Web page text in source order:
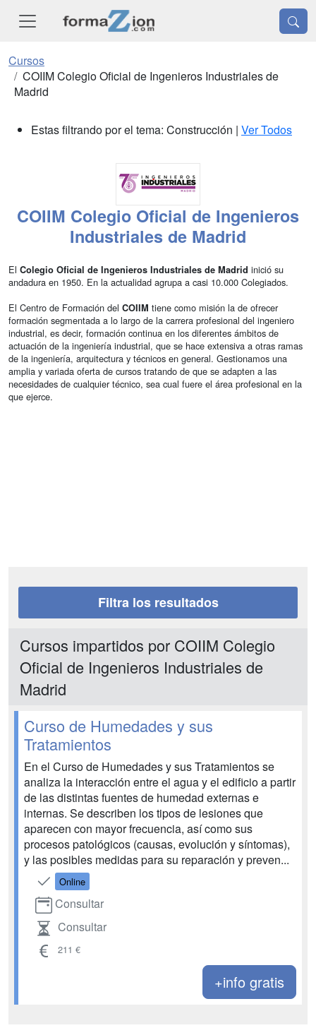
Cursos
COIIM Colegio Oficial de Ingenieros Industriales de
Madrid
Estas filtrando por el tema: Construcción | Ver Todos
COIIM Colegio Oficial de Ingenieros
Industriales de Madrid
El Colegio Oficial de Ingenieros Industriales de Madrid inició su
andadura en 1950. En la actualidad agrupa a casi 10.000 Colegiados.
El Centro de Formación del COIIM tiene como misión la de ofrecer
formación segmentada a lo largo de la carrera profesional del ingeniero
industrial, es decir, formación continua en los diferentes ámbitos de
actuación de la ingeniería industrial, que se hace extensiva a otras ramas
de la ingeniería, arquitectura y técnicos en general. Gestionamos una
amplia y variada oferta de cursos tratando de que se adapten a las
necesidades de cualquier técnico, sea cual fuere el área profesional en la
que ejerce.
Filtra los resultados
Cursos impartidos por COIIM Colegio
Oficial de Ingenieros Industriales de
Madrid
Curso de Humedades y sus
Tratamientos
En el Curso de Humedades y sus Tratamientos se
analiza la interacción entre el agua y el edificio a partir
de las distintas fuentes de humedad externas e
internas. Se describen los tipos de lesiones que
aparecen con mayor frecuencia, así como sus
procesos patológicos (causas, evolución y síntomas),
y las posibles medidas para su reparación y preven...
Online
Consultar
Consultar
211 €
+info gratis